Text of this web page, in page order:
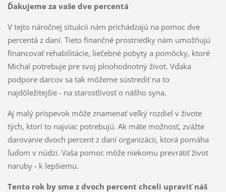
Ďakujeme za vaše dve percentá
V tejto náročnej situácii nám prichádzajú na pomoc dve
percentá z daní. Tieto finančné prostriedky nám umožňujú
financovať rehabilitácie, liečebné pobyty a pomôcky, ktoré
Michal potrebuje pre svoj plnohodnotný život. Vďaka
podpore darcov sa tak môžeme sústrediť na to
najdôležitejšie - na starostlivosť o nášho syna.
Aj malý príspevok môže znamenať veľký rozdiel v živote
tých, ktorí to najviac potrebujú. Ak máte možnosť, zvážte
darovanie dvoch percent z daní organizácii, ktorá pomáha
ľuďom v núdzi. Vaša pomoc môže niekomu prevrátiť život
naruby - k lepšiemu.
Tento rok by sme z dvoch percent chceli upraviť náš